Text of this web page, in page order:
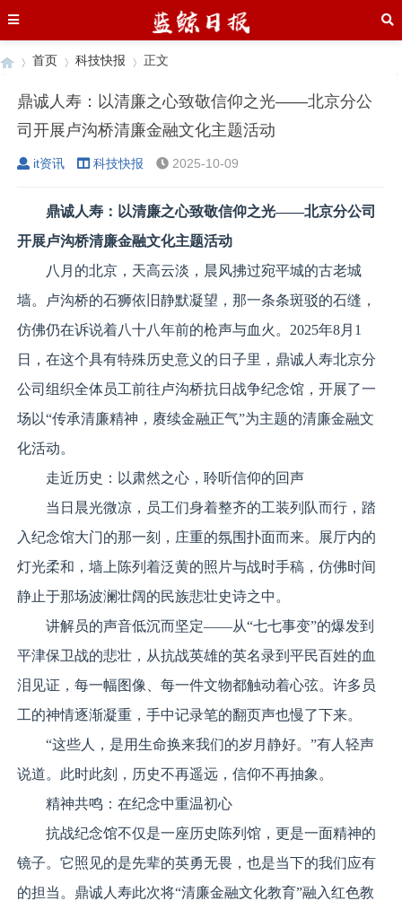
首页
›
科技快报
›
正文
鼎诚人寿：以清廉之心致敬信仰之光——北京分公
司开展卢沟桥清廉金融文化主题活动
it资讯 科技快报 2025-10-09
鼎诚人寿：以清廉之心致敬信仰之光——北京分公司
开展卢沟桥清廉金融文化主题活动
八月的北京，天高云淡，晨风拂过宛平城的古老城
墙。卢沟桥的石狮依旧静默凝望，那一条条斑驳的石缝，
仿佛仍在诉说着八十八年前的枪声与血火。2025年8月1
日，在这个具有特殊历史意义的日子里，鼎诚人寿北京分
公司组织全体员工前往卢沟桥抗日战争纪念馆，开展了一
场以“传承清廉精神，赓续金融正气”为主题的清廉金融文
化活动。
走近历史：以肃然之心，聆听信仰的回声
当日晨光微凉，员工们身着整齐的工装列队而行，踏
入纪念馆大门的那一刻，庄重的氛围扑面而来。展厅内的
灯光柔和，墙上陈列着泛黄的照片与战时手稿，仿佛时间
静止于那场波澜壮阔的民族悲壮史诗之中。
讲解员的声音低沉而坚定——从“七七事变”的爆发到
平津保卫战的悲壮，从抗战英雄的英名录到平民百姓的血
泪见证，每一幅图像、每一件文物都触动着心弦。许多员
工的神情逐渐凝重，手中记录笔的翻页声也慢了下来。
“这些人，是用生命换来我们的岁月静好。”有人轻声
说道。此时此刻，历史不再遥远，信仰不再抽象。
精神共鸣：在纪念中重温初心
抗战纪念馆不仅是一座历史陈列馆，更是一面精神的
镜子。它照见的是先辈的英勇无畏，也是当下的我们应有
的担当。鼎诚人寿此次将“清廉金融文化教育”融入红色教